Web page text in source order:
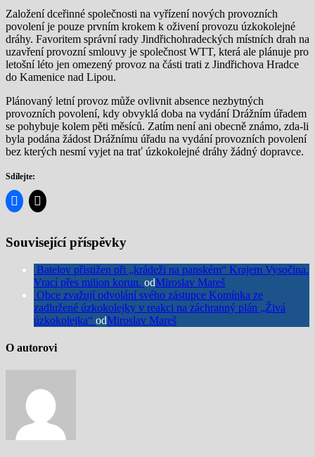
Založení dceřinné společnosti na vyřízení nových provozních
povolení je pouze prvním krokem k oživení provozu úzkokolejné
dráhy. Favoritem správní rady Jindřichohradeckých místních drah na
uzavření provozní smlouvy je společnost WTT, která ale plánuje pro
letošní léto jen omezený provoz na části trati z Jindřichova Hradce
do Kamenice nad Lipou.
Plánovaný letní provoz může ovlivnit absence nezbytných
provozních povolení, kdy obvyklá doba na vydání Drážním úřadem
se pohybuje kolem pěti měsíců. Zatím není ani obecně známo, zda-li
byla podána žádost Drážnímu úřadu na vydání provozních povolení
bez kterých nesmí vyjet na trať úzkokolejné dráhy žádný dopravce.
Sdílejte:
Související příspěvky
Batelov přistižen při „krádeži na panském“ Krajem Vysočina.
Vrací přes milion korun. odMiroslav Mareš
Obce zvažují odvolání svého zástupce Komínka ze
zadlužené úzkokolejky v reakci na záchranný plán „Živá
úzkokolejka“ odMiroslav Mareš
O autorovi